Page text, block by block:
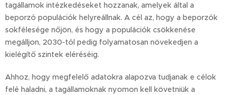
tagállamok intézkedéseket hozzanak, amelyek által a
beporzó populációk helyreállnak. A cél az, hogy a beporzók
sokfélesége nőjön, és hogy a populációk csökkenése
megálljon, 2030-tól pedig folyamatosan növekedjen a
kielégítő szintek eléréséig.
Ahhoz, hogy megfelelő adatokra alapozva tudjanak e célok
felé haladni, a tagállamoknak nyomon kell követniük a